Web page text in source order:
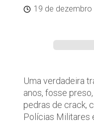
19 de dezembro
Uma verdadeira
anos, fosse
pedras de crack,
Polícias Militares